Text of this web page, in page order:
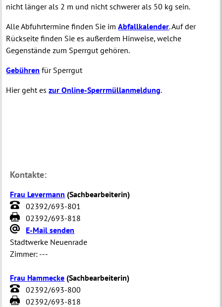
nicht länger als 2 m und nicht schwerer als 50 kg sein.
Alle Abfuhrtermine finden Sie imAbfallkalender. Auf der
Rückseite finden Sie es außerdem Hinweise, welche
Gegenstände zum Sperrgut gehören.
Gebühren für Sperrgut
Hier geht eszur Online-Sperrmüllanmeldung.
Kontakte:
Frau Levermann (Sachbearbeiterin)
02392/693-801
02392/693-818
E-Mail senden
Stadtwerke Neuenrade
Zimmer: ---
Frau Hammecke (Sachbearbeiterin)
02392/693-800
02392/693-818